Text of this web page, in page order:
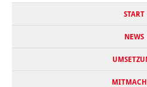
START
NEWS